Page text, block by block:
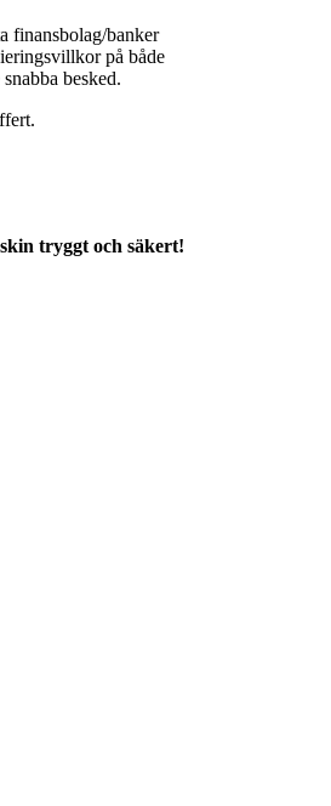
finansbolag/banker
på både
besked.
tryggt och säkert!